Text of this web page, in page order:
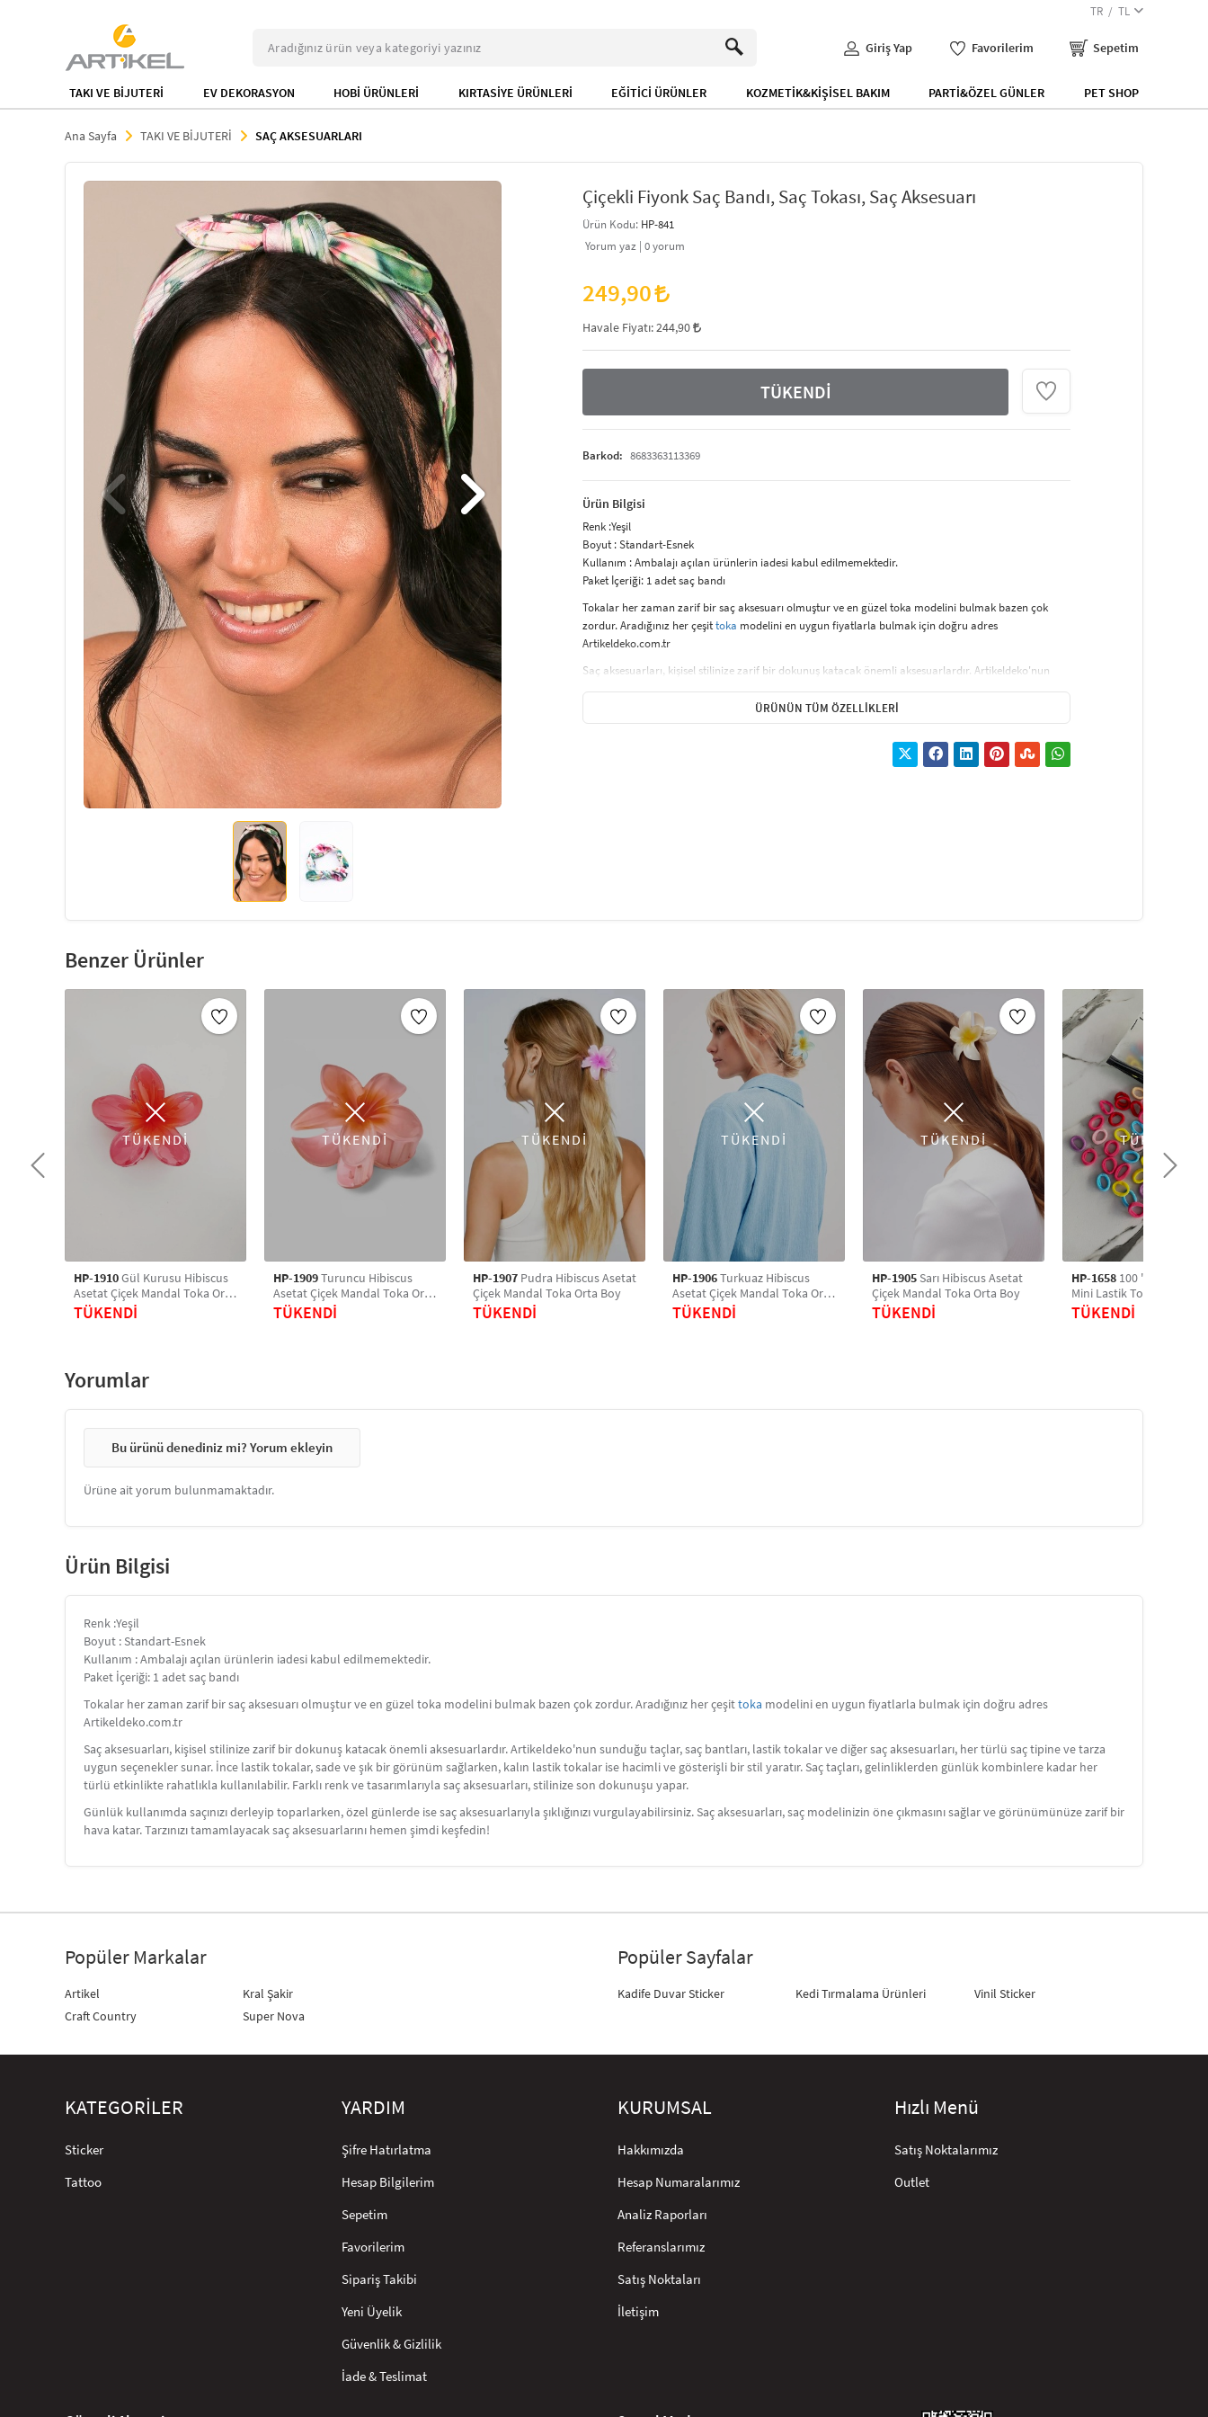
TR TL
Giriş Yap Favorilerim Sepetim
TAKI VE BİJUTERİ EV DEKORASYON HOBİ ÜRÜNLERİ KIRTASİYE ÜRÜNLERİ EĞİTİCİ ÜRÜNLER KOZMETİK&KİŞİSEL BAKIM PARTİ&ÖZEL GÜNLER PET SHOP
Ana Sayfa TAKI VE BİJUTERİ SAÇ AKSESUARLARI
Çiçekli Fiyonk Saç Bandı, Saç Tokası, Saç Aksesuarı
Ürün Kodu: HP-841
Yorum yaz | 0yorum
249,90
Havale Fiyatı:244,90
TÜKENDİ
Barkod: 8683363113369
Ürün Bilgisi
Renk :Yeşil
Boyut : Standart-Esnek
Kullanım : Ambalajı açılan ürünlerin iadesi kabul edilmemektedir.
Paket İçeriği: 1 adet saç bandı
Tokalar her zaman zarif bir saç aksesuarı olmuştur ve en güzel toka modelini bulmak bazen çok
zordur. Aradığınız her çeşittoka modelini en uygun fiyatlarla bulmak için doğru adres
Artikeldeko.com.tr
Saç aksesuarları, kişisel stilinize zarif bir dokunuş katacak önemli aksesuarlardır. Artikeldeko'nun
uygun seçenekler sunar. İnce lastik tokalar, sade ve şık bir görünüm sağlarken, kalın lastik tokalar ise
hacimli ve gösterişli bir stil yaratır. Saç taçları, gelinliklerden günlük kombinlere kadar her türlü
etkinlikte rahatlıkla kullanılabilir. Farklı renk ve tasarımlarıyla saç aksesuarları, stilinize son dokunuşu
ÜRÜNÜN TÜM ÖZELLIKLERI
Benzer Ürünler
TÜKENDİ
HP-1910Gül Kurusu Hibiscus
Asetat Çiçek Mandal Toka Orta
Boy
TÜKENDİ
TÜKENDİ
HP-1909Turuncu Hibiscus
Asetat Çiçek Mandal Toka Orta
Boy
TÜKENDİ
TÜKENDİ
HP-1907 Pudra Hibiscus Asetat
Çiçek Mandal Toka Orta Boy
TÜKENDİ
TÜKENDİ
HP-1906Turkuaz Hibiscus
Asetat Çiçek Mandal Toka Orta
Boy
TÜKENDİ
TÜKENDİ
HP-1905 Sarı Hibiscus Asetat
Çiçek Mandal Toka Orta Boy
TÜKENDİ
TÜKENDİ
HP-1658 100 'lü Karışık
Mini Lastik Toka, Saç
Saç Aksesuarı
TÜKENDİ
Yorumlar
Bu ürünü denediniz mi? Yorum ekleyin
Ürüne ait yorum bulunmamaktadır.
Ürün Bilgisi
Renk :Yeşil
Boyut : Standart-Esnek
Kullanım : Ambalajı açılan ürünlerin iadesi kabul edilmemektedir.
Paket İçeriği: 1 adet saç bandı
Tokalar her zaman zarif bir saç aksesuarı olmuştur ve en güzel toka modelini bulmak bazen çok zordur. Aradığınız her çeşittoka modelini en uygun fiyatlarla bulmak için doğru adres
Artikeldeko.com.tr
Saç aksesuarları, kişisel stilinize zarif bir dokunuş katacak önemli aksesuarlardır. Artikeldeko'nun sunduğu taçlar, saç bantları, lastik tokalar ve diğer saç aksesuarları, her türlü saç tipine ve tarza
uygun seçenekler sunar. İnce lastik tokalar, sade ve şık bir görünüm sağlarken, kalın lastik tokalar ise hacimli ve gösterişli bir stil yaratır. Saç taçları, gelinliklerden günlük kombinlere kadar her
türlü etkinlikte rahatlıkla kullanılabilir. Farklı renk ve tasarımlarıyla saç aksesuarları, stilinize son dokunuşu yapar.
Günlük kullanımda saçınızı derleyip toparlarken, özel günlerde ise saç aksesuarlarıyla şıklığınızı vurgulayabilirsiniz. Saç aksesuarları, saç modelinizin öne çıkmasını sağlar ve görünümünüze zarif bir
hava katar. Tarzınızı tamamlayacak saç aksesuarlarını hemen şimdi keşfedin!
Popüler Markalar
Artikel
Craft Country
Kral Şakir
Super Nova
Popüler Sayfalar
Kadife Duvar Sticker Kedi Tırmalama Ürünleri Vinil Sticker
KATEGORİLER
Sticker
Tattoo
YARDIM
Şifre Hatırlatma
Hesap Bilgilerim
Sepetim
Favorilerim
Sipariş Takibi
Yeni Üyelik
Güvenlik & Gizlilik
İade & Teslimat
KURUMSAL
Hakkımızda
Hesap Numaralarımız
Analiz Raporları
Referanslarımız
Satış Noktaları
İletişim
Hızlı Menü
Satış Noktalarımız
Outlet